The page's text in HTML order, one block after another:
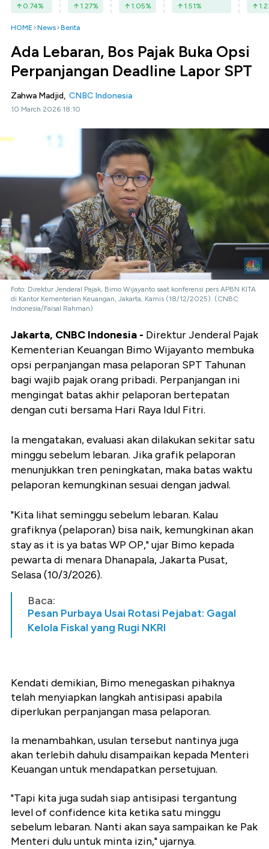
0.74% 1.27% 1.05% 1.51%
HOME News Berita
Ada Lebaran, Bos Pajak Buka Opsi
Perpanjangan Deadline Lapor SPT
Zahwa Madjid, CNBC Indonesia
10 March 2026 18:10
Foto: Direktur Jenderal Pajak, Bimo Wijayanto saat konferensi pers APBN KITA
di Kantor Kementerian Keuangan, Jakarta, Kamis (18/12/2025). (CNBC
Indonesia/Faisal Rahman)
Jakarta, CNBC Indonesia - Direktur Jenderal Pajak
Kementerian Keuangan Bimo Wijayanto membuka
opsi perpanjangan masa pelaporan SPT Tahunan
bagi wajib pajak orang pribadi. Perpanjangan ini
mengingat batas akhir pelaporan bertepatan
dengan cuti bersama Hari Raya Idul Fitri.
Ia mengatakan, evaluasi akan dilakukan sekitar satu
minggu sebelum lebaran. Jika grafik pelaporan
menunjukkan tren peningkatan, maka batas waktu
pelaporan kemungkinan sesuai dengan jadwal.
"Kita lihat seminggu sebelum lebaran. Kalau
grafiknya (pelaporan) bisa naik, kemungkinan akan
stay as it is ya batas WP OP," ujar Bimo kepada
pewarta di menara Dhanapala, Jakarta Pusat,
Selasa (10/3/2026).
Baca:
Pesan Purbaya Usai Rotasi Pejabat: Gagal
Kelola Fiskal yang Rugi NKRI
Kendati demikian, Bimo menegaskan pihaknya
telah menyiapkan langkah antisipasi apabila
diperlukan perpanjangan masa pelaporan.
Ia menambahkan, usulan tersebut nantinya juga
akan terlebih dahulu disampaikan kepada Menteri
Keuangan untuk mendapatkan persetujuan.
"Tapi kita juga sudah siap antisipasi tergantung
level of confidence kita ketika satu minggu
sebelum lebaran. Nanti akan saya sampaikan ke Pak
Menteri dulu untuk minta izin," ujarnya.